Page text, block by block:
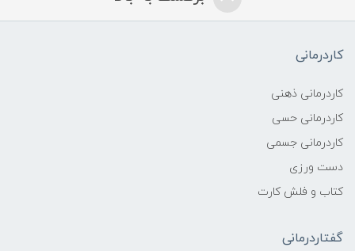
کاردرمانی
کاردرمانی ذهنی
کاردرمانی حسی
کاردرمانی جسمی
دست ورزی
کتاب و فلش کارت
گفتاردرمانی